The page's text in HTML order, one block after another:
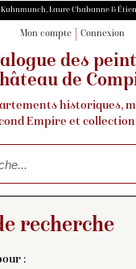
Kuhnmunch, Laure Chabanne &
Mon compte Connexion
des
de
historiques,
Empire et
recherche
: